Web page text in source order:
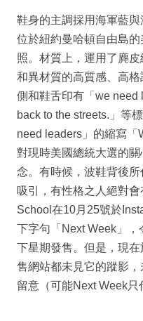
鞋身的主調採用海軍藍
位於紐約曼哈頓自由島
照。材質上，運用了麂
和異材質的高質感、高
側和鞋舌印有「we need
back to the streets.」等
need leaders」的縮寫「
對現時美國總統大選的
念。有時候，波鞋背後
吸引，有性格之人絕對
School在10月25號於
下字句「Next Week」
下星期發售。但是，現在
售網站都未見它的蹤影
留意（可能Next Week只